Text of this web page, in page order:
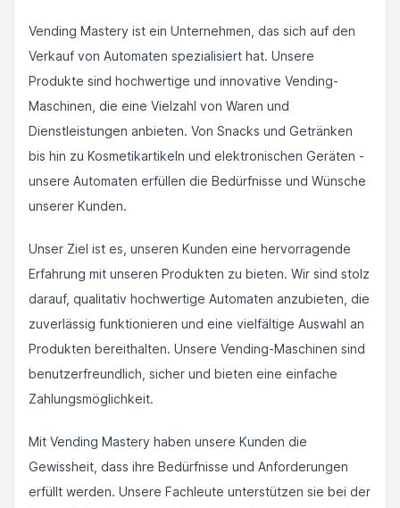
Vending Mastery ist ein Unternehmen, das sich auf den
Verkauf von Automaten spezialisiert hat. Unsere
Produkte sind hochwertige und innovative Vending-
Maschinen, die eine Vielzahl von Waren und
Dienstleistungen anbieten. Von Snacks und Getränken
bis hin zu Kosmetikartikeln und elektronischen Geräten -
unsere Automaten erfüllen die Bedürfnisse und Wünsche
unserer Kunden.
Unser Ziel ist es, unseren Kunden eine hervorragende
Erfahrung mit unseren Produkten zu bieten. Wir sind stolz
darauf, qualitativ hochwertige Automaten anzubieten, die
zuverlässig funktionieren und eine vielfältige Auswahl an
Produkten bereithalten. Unsere Vending-Maschinen sind
benutzerfreundlich, sicher und bieten eine einfache
Zahlungsmöglichkeit.
Mit Vending Mastery haben unsere Kunden die
Gewissheit, dass ihre Bedürfnisse und Anforderungen
erfüllt werden. Unsere Fachleute unterstützen sie bei der